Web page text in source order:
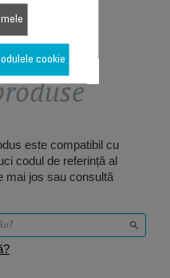
1
este compatibil cu
codul de referință al
mai jos sau consultă
cookie